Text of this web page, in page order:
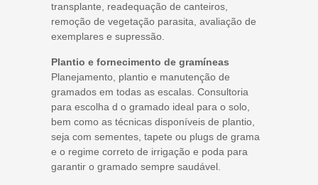
transplante, readequação de canteiros,
remoção de vegetação parasita, avaliação de
exemplares e supressão.
Plantio e fornecimento de gramíneas
Planejamento, plantio e manutenção de
gramados em todas as escalas. Consultoria
para escolha d o gramado ideal para o solo,
bem como as técnicas disponíveis de plantio,
seja com sementes, tapete ou plugs de grama
e o regime correto de irrigação e poda para
garantir o gramado sempre saudável.